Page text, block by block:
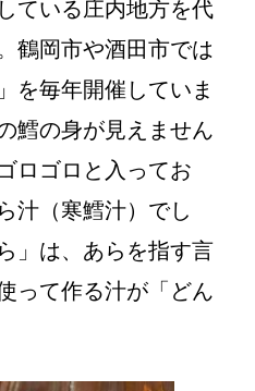
ている庄内地方を代
鶴岡市や酒田市では
を毎年開催していま
鱈の身が見えません
ロゴロと入ってお
汁（寒鱈汁）でし
」は、あらを指す言
って作る汁が「どん